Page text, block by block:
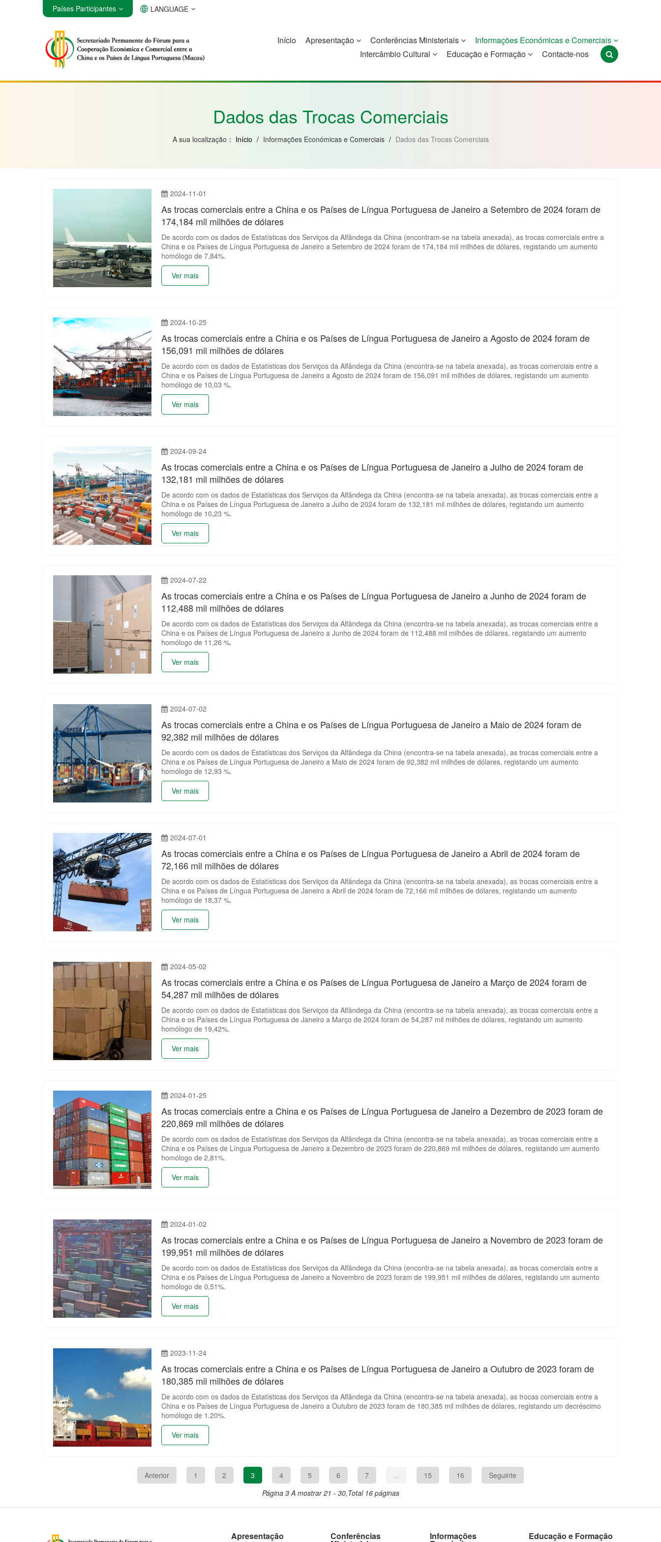
Angola Brasil Cabo Verde Guiné Equatorial Moçambique Portugal
São Tomé e
Timor-Leste
Países Participantes LANGUAGE
Início Apresentação Conferências Ministeriais
Informações Económicas e Comerciais
Intercâmbio Cultural
Educação e Formação Contacte-nos
Dados das Trocas Comerciais
A sua localização： Início / Informações Económicas e Comerciais / Dados das Trocas Comerciais
2024-11-01
As trocas comerciais entre a China e os Países de Língua Portuguesa de Janeiro a Setembro de 2024 foram de
174,184 mil milhões de dólares
De acordo com os dados de Estatísticas dos Serviços da Alfândega da China (encontram-se na tabela anexada), as trocas comerciais entre a
China e os Países de Língua Portuguesa de Janeiro a Setembro de 2024 foram de 174,184 mil milhões de dólares, registando um aumento
homólogo de 7,84%.
Ver mais
2024-10-25
As trocas comerciais entre a China e os Países de Língua Portuguesa de Janeiro a Agosto de 2024 foram de
156,091 mil milhões de dólares
De acordo com os dados de Estatísticas dos Serviços da Alfândega da China (encontra-se na tabela anexada), as trocas comerciais entre a
China e os Países de Língua Portuguesa de Janeiro a Agosto de 2024 foram de 156,091 mil milhões de dólares, registando um aumento
homólogo de 10,03 %.
Ver mais
2024-09-24
As trocas comerciais entre a China e os Países de Língua Portuguesa de Janeiro a Julho de 2024 foram de
132,181 mil milhões de dólares
De acordo com os dados de Estatísticas dos Serviços da Alfândega da China (encontra-se na tabela anexada), as trocas comerciais entre a
China e os Países de Língua Portuguesa de Janeiro a Julho de 2024 foram de 132,181 mil milhões de dólares, registando um aumento
homólogo de 10,23 %.
Ver mais
2024-07-22
As trocas comerciais entre a China e os Países de Língua Portuguesa de Janeiro a Junho de 2024 foram de
112,488 mil milhões de dólares
De acordo com os dados de Estatísticas dos Serviços da Alfândega da China (encontra-se na tabela anexada), as trocas comerciais entre a
China e os Países de Língua Portuguesa de Janeiro a Junho de 2024 foram de 112,488 mil milhões de dólares, registando um aumento
homólogo de 11,26 %.
Ver mais
2024-07-02
As trocas comerciais entre a China e os Países de Língua Portuguesa de Janeiro a Maio de 2024 foram de
92,382 mil milhões de dólares
De acordo com os dados de Estatísticas dos Serviços da Alfândega da China (encontra-se na tabela anexada), as trocas comerciais entre a
China e os Países de Língua Portuguesa de Janeiro a Maio de 2024 foram de 92,382 mil milhões de dólares, registando um aumento
homólogo de 12,93 %.
Ver mais
2024-07-01
As trocas comerciais entre a China e os Países de Língua Portuguesa de Janeiro a Abril de 2024 foram de
72,166 mil milhões de dólares
De acordo com os dados de Estatísticas dos Serviços da Alfândega da China (encontra-se na tabela anexada), as trocas comerciais entre a
China e os Países de Língua Portuguesa de Janeiro a Abril de 2024 foram de 72,166 mil milhões de dólares, registando um aumento
homólogo de 18,37 %.
Ver mais
2024-05-02
As trocas comerciais entre a China e os Países de Língua Portuguesa de Janeiro a Março de 2024 foram de
54,287 mil milhões de dólares
De acordo com os dados de Estatísticas dos Serviços da Alfândega da China (encontra-se na tabela anexada), as trocas comerciais entre a
China e os Países de Língua Portuguesa de Janeiro a Março de 2024 foram de 54,287 mil milhões de dólares, registando um aumento
homólogo de 19,42%.
Ver mais
2024-01-25
As trocas comerciais entre a China e os Países de Língua Portuguesa de Janeiro a Dezembro de 2023 foram de
220,869 mil milhões de dólares
De acordo com os dados de Estatísticas dos Serviços da Alfândega da China (encontra-se na tabela anexada), as trocas comerciais entre a
China e os Países de Língua Portuguesa de Janeiro a Dezembro de 2023 foram de 220,869 mil milhões de dólares, registando um aumento
homólogo de 2,81%.
Ver mais
2024-01-02
As trocas comerciais entre a China e os Países de Língua Portuguesa de Janeiro a Novembro de 2023 foram de
199,951 mil milhões de dólares
De acordo com os dados de Estatísticas dos Serviços da Alfândega da China (encontra-se na tabela anexada), as trocas comerciais entre a
China e os Países de Língua Portuguesa de Janeiro a Novembro de 2023 foram de 199,951 mil milhões de dólares, registando um aumento
homólogo de 0,51%.
Ver mais
2023-11-24
As trocas comerciais entre a China e os Países de Língua Portuguesa de Janeiro a Outubro de 2023 foram de
180,385 mil milhões de dólares
De acordo com os dados de Estatísticas dos Serviços da Alfândega da China (encontra-se na tabela anexada), as trocas comerciais entre a
China e os Países de Língua Portuguesa de Janeiro a Outubro de 2023 foram de 180,385 mil milhões de dólares, registando um decréscimo
homólogo de 1.20%.
Ver mais
Anterior 1 2 3 4 5 6 7 ... 15 16
Seguinte
Página 3 A mostrar 21 - 30,Total 16 páginas
Apresentação Conferências Informações Educação e Formação